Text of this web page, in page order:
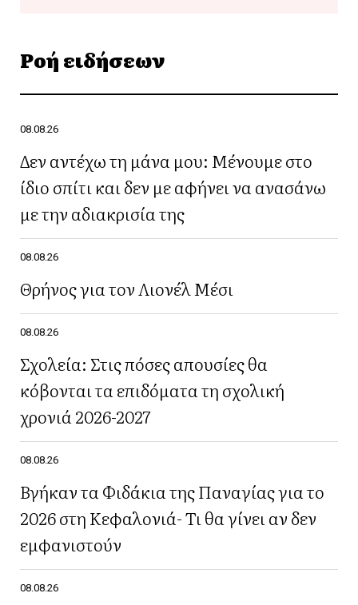
Ροή ειδήσεων
08.08.26
Δεν αντέχω τη μάνα μου: Μένουμε στο
ίδιο σπίτι και δεν με αφήνει να ανασάνω
με την αδιακρισία της
08.08.26
Θρήνος για τον Λιονέλ Μέσι
08.08.26
Σχολεία: Στις πόσες απουσίες θα
κόβονται τα επιδόματα τη σχολική
χρονιά 2026-2027
08.08.26
Βγήκαν τα Φιδάκια της Παναγίας για το
2026 στη Κεφαλονιά- Τι θα γίνει αν δεν
εμφανιστούν
08.08.26